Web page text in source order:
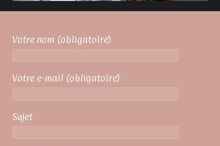
Votre nom (obligatoire)
Votre e-mail (obligatoire)
Sujet